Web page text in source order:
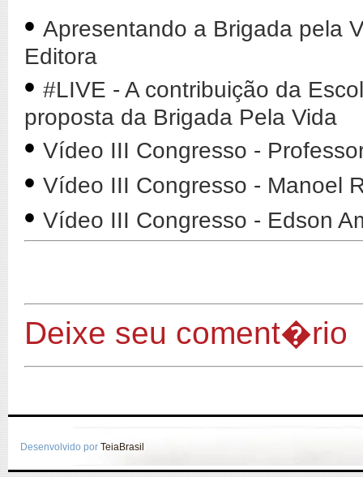
• Apresentando a Brigada pela
Editora
• #LIVE - A contribuição da
proposta da Brigada Pela Vida
• Vídeo III Congresso -
• Vídeo III Congresso - Manoel
• Vídeo III Congresso - Edson
Deixe seu coment�rio
Desenvolvido por TeiaBrasil